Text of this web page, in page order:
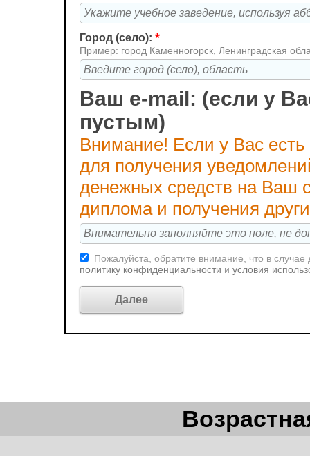
Город (село): *
Пример: город Каменногорск, Ленинградская
Ваш e-mail: (если у
пустым)
Внимание! Если у Вас
для получения
денежных средств на Ваш
диплома и получения
Пожалуйста, обратите внимание, что в
политику конфиденциальности и условия